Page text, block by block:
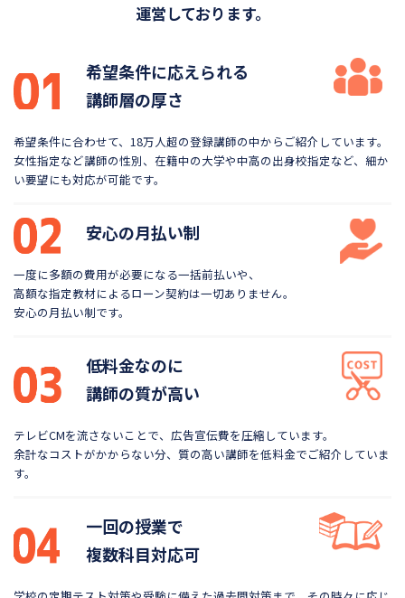
運営しております。
希望条件に応えられる
講師層の厚さ
希望条件に合わせて、18万人超の登録講師の中から ご紹介しています。
女性指定など講師の性別、在籍中の大学や中高の出身校指定など、細か
い要望にも対応が可能です。
安心の月払い制
一度に多額の費用が必要になる一括前払いや、
高額な指定教材によるローン契約は一切ありません。
安心の月払い制です。
低料金なのに
講師の質が高い
テレビCMを流さないことで、広告宣伝費を圧縮しています。
余計なコストがかからない分、質の高い講師を低料金でご紹介していま
す。
一回の授業で
複数科目対応可